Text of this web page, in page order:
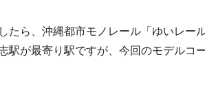
たら、沖縄都市モノレール「ゆいレー
駅が最寄り駅ですが、今回のモデルコ